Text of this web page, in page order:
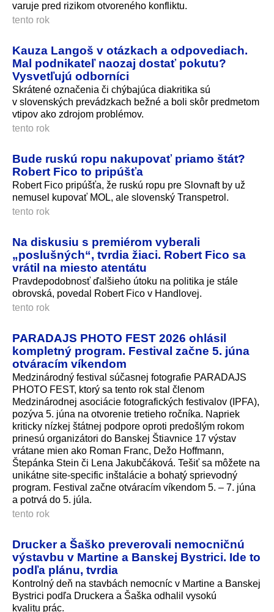
varuje pred rizikom otvoreného konfliktu.
tento rok
Kauza Langoš v otázkach a odpovediach.
Mal podnikateľ naozaj dostať pokutu?
Vysvetľujú odborníci
Skrátené označenia či chýbajúca diakritika sú
v slovenských prevádzkach bežné a boli skôr predmetom
vtipov ako zdrojom problémov.
tento rok
Bude ruskú ropu nakupovať priamo štát?
Robert Fico to pripúšťa
Robert Fico pripúšťa, že ruskú ropu pre Slovnaft by už
nemusel kupovať MOL, ale slovenský Transpetrol.
tento rok
Na diskusiu s premiérom vyberali
„poslušných“, tvrdia žiaci. Robert Fico sa
vrátil na miesto atentátu
Pravdepodobnosť ďalšieho útoku na politika je stále
obrovská, povedal Robert Fico v Handlovej.
tento rok
PARADAJS PHOTO FEST 2026 ohlásil
kompletný program. Festival začne 5. júna
otváracím víkendom
Medzinárodný festival súčasnej fotografie PARADAJS
PHOTO FEST, ktorý sa tento rok stal členom
Medzinárodnej asociácie fotografických festivalov (IPFA),
pozýva 5. júna na otvorenie tretieho ročníka. Napriek
kriticky nízkej štátnej podpore oproti predošlým rokom
prinesú organizátori do Banskej Štiavnice 17 výstav
vrátane mien ako Roman Franc, Dežo Hoffmann,
Štepánka Stein či Lena Jakubčáková. Tešiť sa môžete na
unikátne site-specific inštalácie a bohatý sprievodný
program. Festival začne otváracím víkendom 5. – 7. júna
a potrvá do 5. júla.
tento rok
Drucker a Šaško preverovali nemocničnú
výstavbu v Martine a Banskej Bystrici. Ide to
podľa plánu, tvrdia
Kontrolný deň na stavbách nemocníc v Martine a Banskej
Bystrici podľa Druckera a Šaška odhalil vysokú
kvalitu prác.